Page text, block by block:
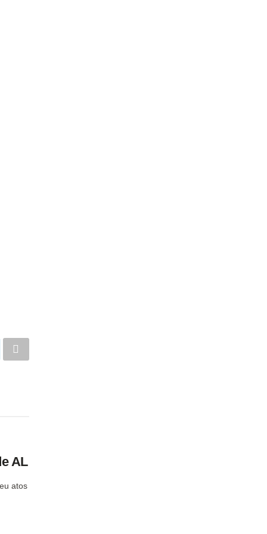
AL
atos